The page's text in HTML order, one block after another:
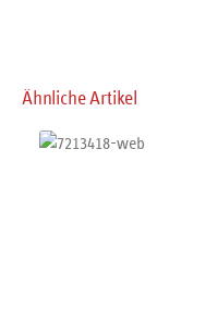
Produktgalerie überspringen
Ähnliche Artikel